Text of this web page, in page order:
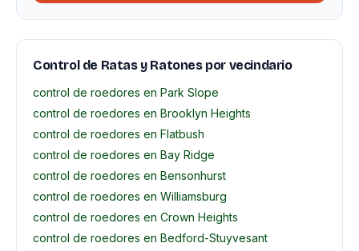
Control de Ratas y Ratones por vecindario
control de roedores en Park Slope
control de roedores en Brooklyn Heights
control de roedores en Flatbush
control de roedores en Bay Ridge
control de roedores en Bensonhurst
control de roedores en Williamsburg
control de roedores en Crown Heights
control de roedores en Bedford-Stuyvesant